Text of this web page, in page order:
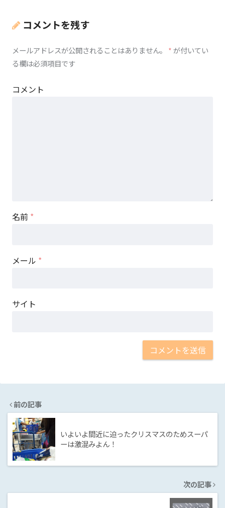
コメントを残す
メールアドレスが公開されることはありません。 *が付いてい
る欄は必須項目です
コメント
名前 *
メール *
サイト
前の記事
いよいよ間近に迫ったクリスマスのためスーパ
ーは激混みよん！
次の記事